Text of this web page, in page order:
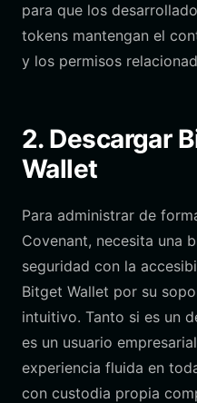
para que los
tokens mantengan el
y los permisos
2. Descargar
Wallet
Para administrar de
Covenant, necesita una
seguridad con la
Bitget Wallet por su
intuitivo. Tanto si es un
es un usuario
experiencia fluida en
con custodia propia